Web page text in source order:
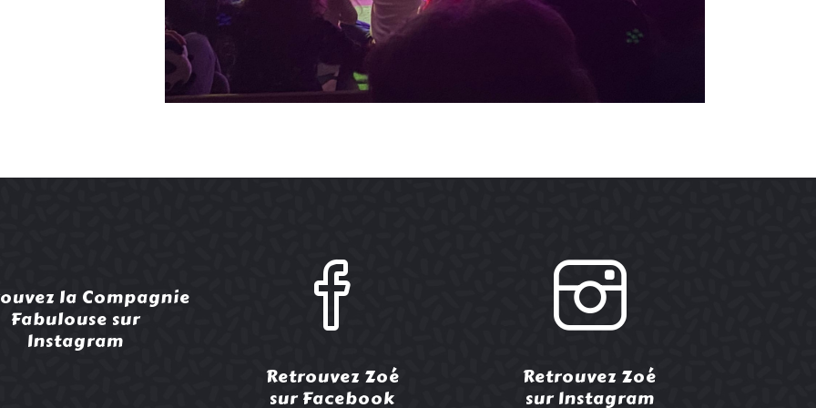
la Compagnie
Fabulouse sur
Instagram
Retrouvez Zoé
sur Facebook
Retrouvez Zoé
sur Instagram